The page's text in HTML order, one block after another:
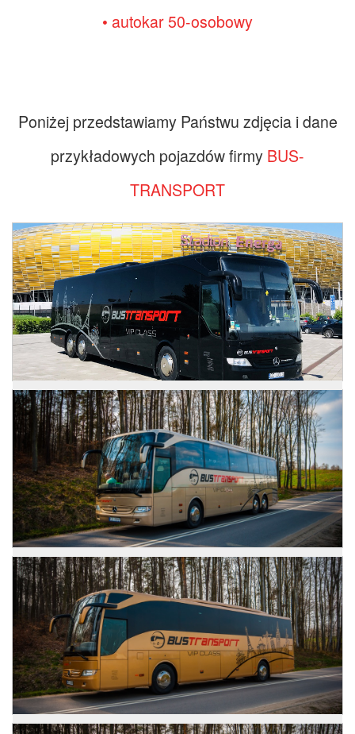
• autokar 50-osobowy
Poniżej przedstawiamy Państwu zdjęcia i dane
przykładowych pojazdów firmy BUS-
TRANSPORT
Zdjęcia
Mercedes Tourismo
Zdjęcia
Mercedes Tourismo
Zdjęcia
Zdjęcia